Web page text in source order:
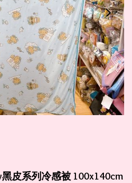
皮系列冷感被 100x140cm